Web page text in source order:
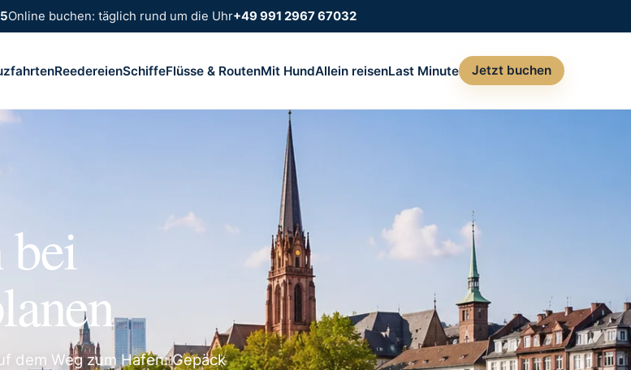
Online buchen: täglich rund um die Uhr+49 991 2967 67032
ReedereienSchiffeFlüsse & RoutenMit HundAllein reisenLast Minute Jetzt buchen
bei
dem Weg zum Hafen: Gepäck